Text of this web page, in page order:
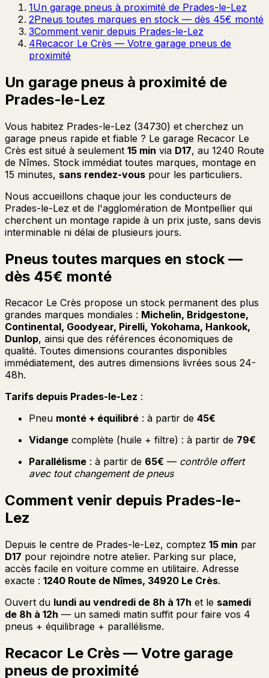
1Un garage pneus à proximité de Prades-le-Lez
2Pneus toutes marques en stock — dès 45€ monté
3Comment venir depuis Prades-le-Lez
4Recacor Le Crès — Votre garage pneus de
proximité
Un garage pneus à proximité de
Prades-le-Lez
Vous habitez Prades-le-Lez (34730) et cherchez un
garage pneus rapide et fiable ? Le garage Recacor Le
Crès est situé à seulement 15 min via D17, au 1240 Route
de Nîmes. Stock immédiat toutes marques, montage en
15 minutes, sans rendez-vous pour les particuliers.
Nous accueillons chaque jour les conducteurs de
Prades-le-Lez et de l'agglomération de Montpellier qui
cherchent un montage rapide à un prix juste, sans devis
interminable ni délai de plusieurs jours.
Pneus toutes marques en stock —
dès 45€ monté
Recacor Le Crès propose un stock permanent des plus
grandes marques mondiales : Michelin, Bridgestone,
Continental, Goodyear, Pirelli, Yokohama, Hankook,
Dunlop, ainsi que des références économiques de
qualité. Toutes dimensions courantes disponibles
immédiatement, des autres dimensions livrées sous 24-
48h.
Tarifs depuis Prades-le-Lez :
Pneu monté + équilibré : à partir de 45€
Vidange complète (huile + filtre) : à partir de 79€
Parallélisme : à partir de 65€ — contrôle offert
avec tout changement de pneus
Comment venir depuis Prades-le-
Lez
Depuis le centre de Prades-le-Lez, comptez 15 min par
D17 pour rejoindre notre atelier. Parking sur place,
accès facile en voiture comme en utilitaire. Adresse
exacte : 1240 Route de Nîmes, 34920 Le Crès.
Ouvert du lundi au vendredi de 8h à 17h et le samedi
de 8h à 12h — un samedi matin suffit pour faire vos 4
pneus + équilibrage + parallélisme.
Recacor Le Crès — Votre garage
pneus de proximité